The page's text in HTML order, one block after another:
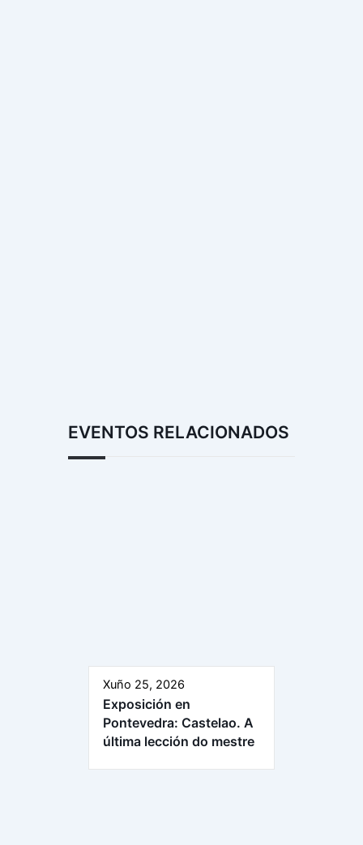
EVENTOS RELACIONADOS
Xuño 25, 2026
Exposición en
Pontevedra: Castelao. A
última lección do mestre